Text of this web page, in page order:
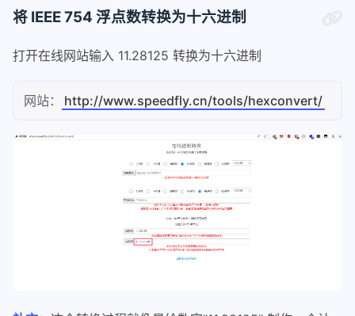
将 IEEE 754 浮点数转换为十六进制
打开在线网站输入 11.28125 转换为十六进制
网站： http://www.speedfly.cn/tools/hexconvert/